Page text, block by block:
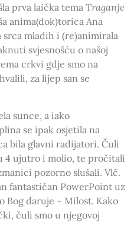
prva laička temaTraganje
anima(dok)torica Ana
mladih i (re)animirala
svjesnošću o našoj
crkvi gdje smo na
za lijep san se
sunce, a iako
se ipak osjetila na
bila glavni radijatori. Čuli
4 ujutro i molio, te pročitali
pozorno slušali. Vlč.
fantastičan PowerPoint uz
Bog daruje – Milost. Kako
čuli smo u njegovoj